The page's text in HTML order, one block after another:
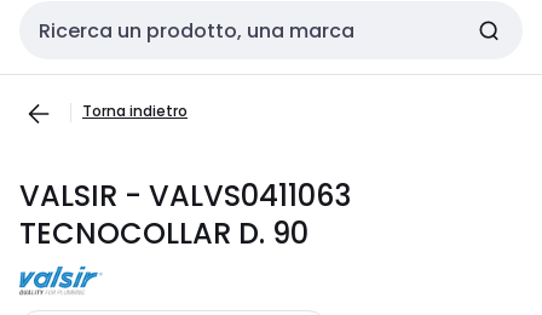
Cerca input
Torna indietro
VALSIR - VALVS0411063
TECNOCOLLAR D. 90